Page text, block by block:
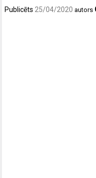
Publicēts 25/04/2020 autors